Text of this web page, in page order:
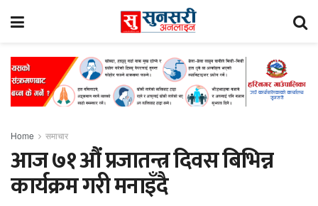
Home समाचार
आज ७१ औं प्रजातन्त्र दिवस बिभिन्न
कार्यक्रम गरी मनाइँदै